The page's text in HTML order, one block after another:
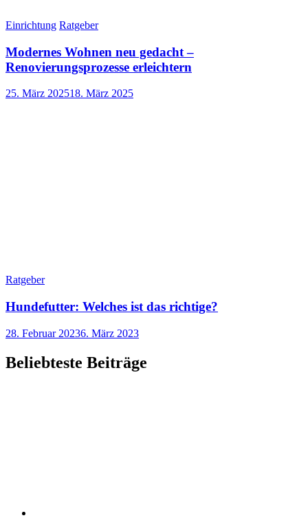
Einrichtung Ratgeber
Modernes Wohnen neu gedacht –
Renovierungsprozesse erleichtern
25. März 202518. März 2025
Ratgeber
Hundefutter: Welches ist das richtige?
28. Februar 20236. März 2023
Beliebteste Beiträge